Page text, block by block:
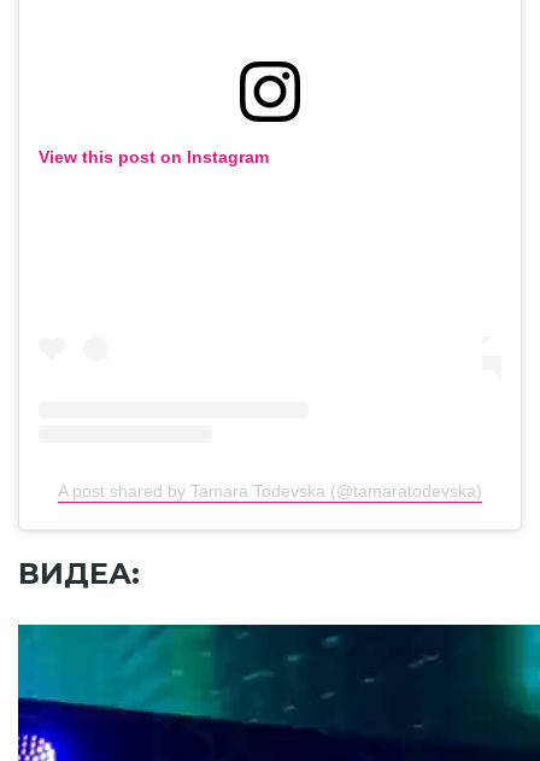
View this post on Instagram
A post shared by Tamara Todevska (@tamaratodevska)
ВИДЕА: